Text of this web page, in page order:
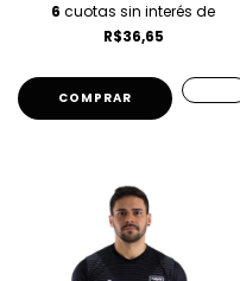
6 cuotas sin interés de
R$36,65
COMPRAR